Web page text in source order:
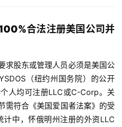
合法注册美国公司并
求股东或管理人员必须是美国公
（纽约州国务院）的公开
人均可注册LLC或C-Corp。关
需符合《美国爱国者法案》的受
中，怀俄明州注册的外资LLC